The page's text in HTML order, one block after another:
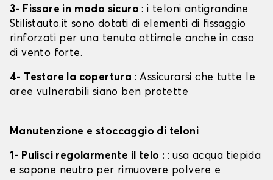
3- Fissare in modo sicuro: i teloni antigrandine
Stilistauto.it sono dotati di elementi di fissaggio
rinforzati per una tenuta ottimale anche in caso
di vento forte.
4- Testare la copertura : Assicurarsi che tutte le
aree vulnerabili siano ben protette
Manutenzione e stoccaggio di teloni
1- Pulisci regolarmente il telo : : usa acqua tiepida
e sapone neutro per rimuovere polvere e